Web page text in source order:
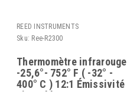
REED INSTRUMENTS
Sku: Ree-R2300
Thermomètre infrarouge
-25,6°- 752° F ( -32° -
400° C ) 12:1 Émissivité
ajustable